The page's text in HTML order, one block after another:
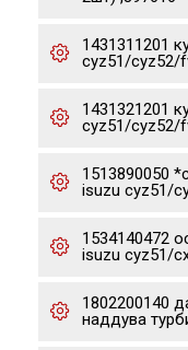
1431311201
cyz51/cyz52/
1431321201
cyz51/cyz52/
1513890050
isuzu cyz51/
1534140472
isuzu cyz51/
1802200140
наддува